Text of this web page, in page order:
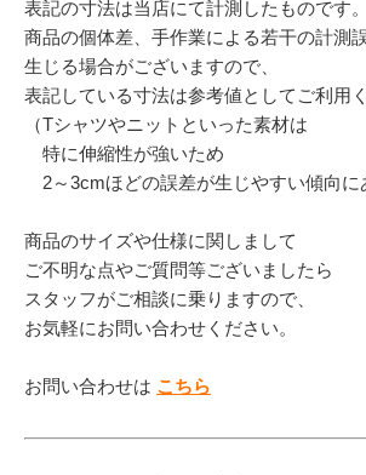
表記の寸法は当店にて計測したものです。
商品の個体差、手作業による若干の計測
生じる場合がございますので、
表記している寸法は参考値としてご利用く
（Tシャツやニットといった素材は
特に伸縮性が強いため
2～3cmほどの誤差が生じやすい傾向に
商品のサイズや仕様に関しまして
ご不明な点やご質問等ございましたら
スタッフがご相談に乗りますので、
お気軽にお問い合わせください。
お問い合わせは こちら